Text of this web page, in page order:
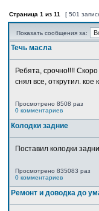
Страница 1 из 11 [ 501
Показать сообщения за:
Течь масла
Ребята, срочно!!!!
снял все, открутил. кое
Просмотрено 8508 раз
0 комментариев
Колодки задние
Поставил колодки
Просмотрено 835083 раз
0 комментариев
Ремонт и доводка до